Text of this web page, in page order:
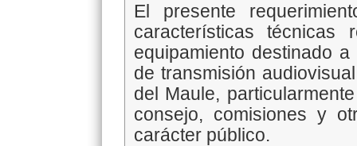
El presente
características técnicas
equipamiento destinado
de transmisión
del Maule,
consejo, comisiones y
carácter público.